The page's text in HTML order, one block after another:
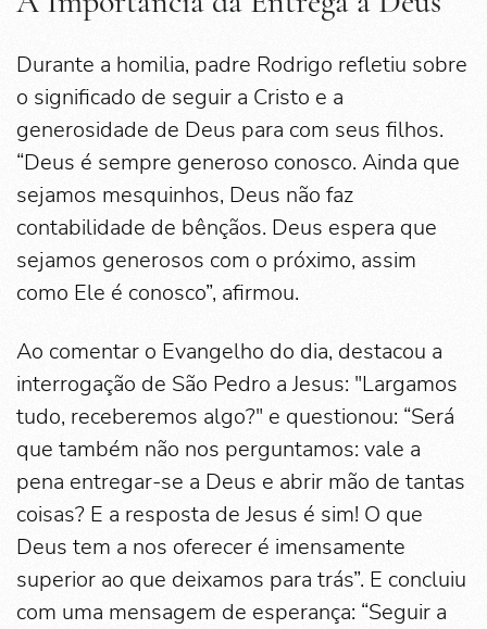
Durante a homilia, padre Rodrigo refletiu sobre
o significado de seguir a Cristo e a
generosidade de Deus para com seus filhos.
“Deus é sempre generoso conosco. Ainda que
sejamos mesquinhos, Deus não faz
contabilidade de bênçãos. Deus espera que
sejamos generosos com o próximo, assim
como Ele é conosco”, afirmou.
Ao comentar o Evangelho do dia, destacou a
interrogação de São Pedro a Jesus: "Largamos
tudo, receberemos algo?" e questionou: “Será
que também não nos perguntamos: vale a
pena entregar-se a Deus e abrir mão de tantas
coisas? E a resposta de Jesus é sim! O que
Deus tem a nos oferecer é imensamente
superior ao que deixamos para trás”. E concluiu
com uma mensagem de esperança: “Seguir a